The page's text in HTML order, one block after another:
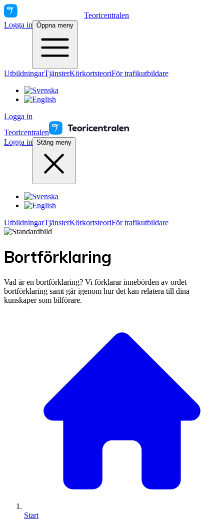
Teoricentralen
Logga in Öppna meny
UtbildningarTjänsterKörkortsteoriFör trafikutbildare
Logga in
Teoricentralen
Logga in Stäng meny
UtbildningarTjänsterKörkortsteoriFör trafikutbildare
Bortförklaring
Vad är en bortförklaring? Vi förklarar innebörden av ordet
bortförklaring samt går igenom hur det kan relatera till dina
kunskaper som bilförare.
Start